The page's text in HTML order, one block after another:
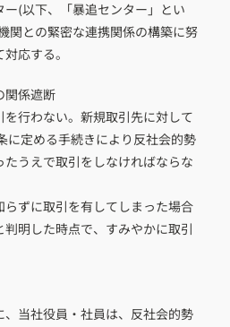
(以下、「暴追センター」とい
関との緊密な連携関係の構築に努
応する。
関係遮断
行わない。新規取引先に対して
に定める手続きにより反社会的勢
うえで取引をしなければならな
ずに取引を有してしまった場合
明した時点で、すみやかに取引
当社役員・社員は、反社会的勢